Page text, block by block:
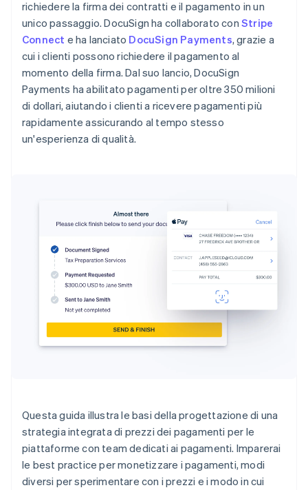
richiedere la firma dei contratti e il pagamento in un
unico passaggio. DocuSign ha collaborato conStripe
Connect e ha lanciato DocuSign Payments, grazie a
cui i clienti possono richiedere il pagamento al
momento della firma. Dal suo lancio, DocuSign
Payments ha abilitato pagamenti per oltre 350 milioni
di dollari, aiutando i clienti a ricevere pagamenti più
rapidamente assicurando al tempo stesso
un'esperienza di qualità.
Questa guida illustra le basi della progettazione di una
strategia integrata di prezzi dei pagamenti per le
piattaforme con team dedicati ai pagamenti. Imparerai
le best practice per monetizzare i pagamenti, modi
diversi per sperimentare con i prezzi e i modo in cui